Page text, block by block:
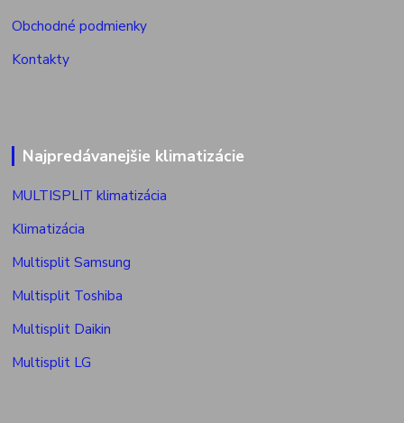
Obchodné podmienky
Kontakty
Najpredávanejšie klimatizácie
MULTISPLIT klimatizácia
Klimatizácia
Multisplit Samsung
Multisplit Toshiba
Multisplit Daikin
Multisplit LG